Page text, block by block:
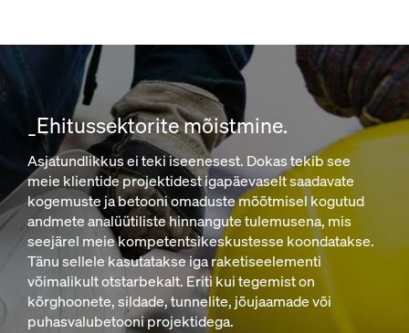
_Ehitussektorite mõistmine.
Asjatundlikkus ei teki iseenesest. Dokas tekib see
meie klientide projektidest igapäevaselt saadavate
kogemuste ja betooni omaduste mõõtmisel kogutud
andmete analüütiliste hinnangute tulemusena, mis
seejärel meie kompetentsikeskustesse koondatakse.
Tänu sellele kasutatakse iga raketiseelementi
võimalikult otstarbekalt. Eriti kui tegemist on
kõrghoonete, sildade, tunnelite, jõujaamade või
puhasvalubetooni projektidega.